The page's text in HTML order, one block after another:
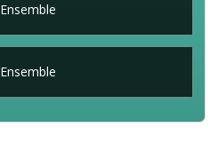
Ensemble
Ensemble